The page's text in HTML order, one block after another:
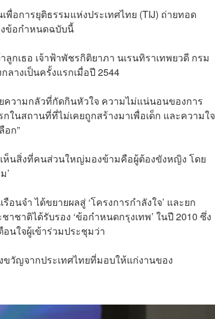
อการยุติธรรมแห่งประเทศไทย (TIJ) ถ่ายทอด
งข้อกำหนดฉบับนี้
ลูกเธอ เจ้าฟ้าพัชรกิติยาภา นเรนทิราเทพยวดี กรม
างเป็นครั้งแรกเมื่อปี 2544
ความกลัวที่กัดกินหัวใจ ความไม่แน่นอนของการ
นสถานที่ที่ไม่เคยถูกสร้างมาเพื่อเด็ก และความใจ
ก”
ห็นสิ่งที่คนส่วนใหญ่มองข้ามคือผู้ต้องขังหญิง โดย
’
นจำ ได้ขยายผลสู่ ‘โครงการกำลังใจ’ และยก
ชาติได้รับรอง ‘ข้อกำหนดกรุงเทพ’ ในปี 2010 ซึ่ง
นใจผู้เข้าร่วมประชุมว่า
วัญจากประเทศไทยที่มอบให้แก่งานของ